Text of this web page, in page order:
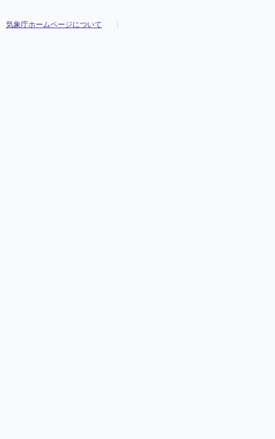
気象庁ホームページについて